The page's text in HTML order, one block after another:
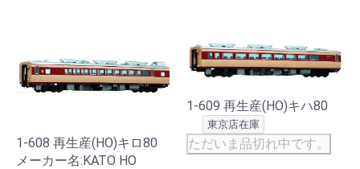
1-608 再生産(HO)キロ80
メーカー名:KATO HO
1-609 再生産(HO)キハ80
東京店在庫
ただいま品切れ中です。